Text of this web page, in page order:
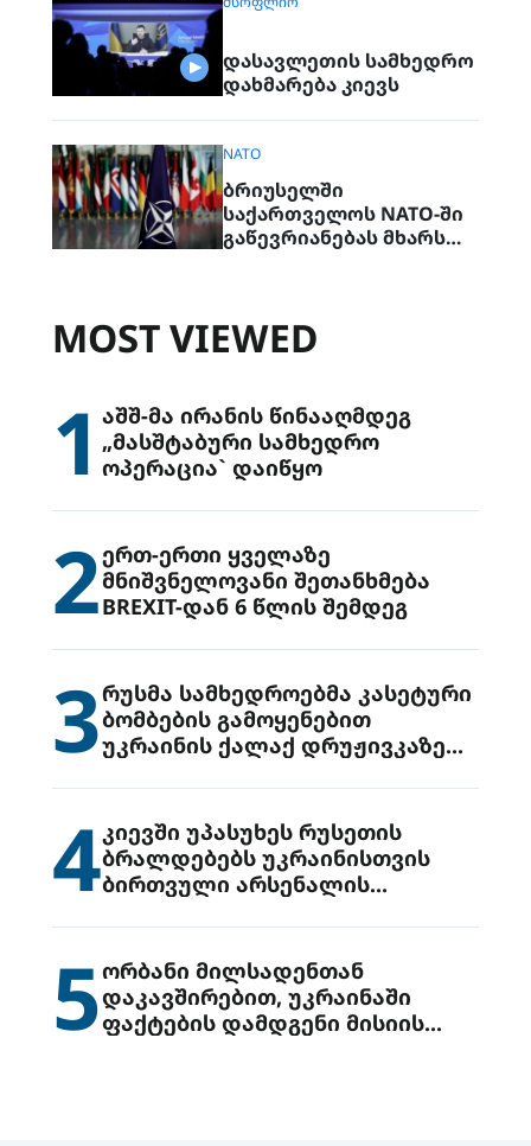
დასავლეთის სამხედრო
დახმარება კიევს
NATO
ბრიუსელში
საქართველოს NATO-ში
გაწევრიანებას მხარს
MOST VIEWED
1 აშშ-მა ირანის წინააღმდეგ
„მასშტაბური სამხედრო
ოპერაცია` დაიწყო
2ერთ-ერთი ყველაზე
მნიშვნელოვანი შეთანხმება
BREXIT-დან 6 წლის შემდეგ
3რუსმა სამხედროებმა კასეტური
ბომბების გამოყენებით
უკრაინის ქალაქ დრუჟივკაზე
4 კიევში უპასუხეს რუსეთის
ბრალდებებს უკრაინისთვის
ბირთვული არსენალის
5ორბანი მილსადენთან
დაკავშირებით, უკრაინაში
ფაქტების დამდგენი მისიის